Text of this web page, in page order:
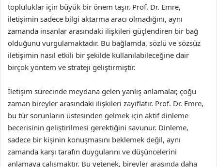
topluluklar için büyük bir önem taşır. Prof. Dr. Emre,
iletişimin sadece bilgi aktarma aracı olmadığını, aynı
zamanda insanlar arasındaki ilişkileri güçlendiren bir bağ
olduğunu vurgulamaktadır. Bu bağlamda, sözlü ve sözsüz
iletişimin nasıl etkili bir şekilde kullanılabileceğine dair
birçok yöntem ve strateji geliştirmiştir.
İletişim sürecinde meydana gelen yanlış anlamalar, çoğu
zaman bireyler arasındaki ilişkileri zayıflatır. Prof. Dr. Emre,
bu tür sorunların üstesinden gelmek için aktif dinleme
becerisinin geliştirilmesi gerektiğini savunur. Dinleme,
sadece bir kişinin konuşmasını beklemek değil, aynı
zamanda karşı tarafın duygularını ve düşüncelerini
anlamaya çalışmaktır. Bu yetenek, bireyler arasında daha